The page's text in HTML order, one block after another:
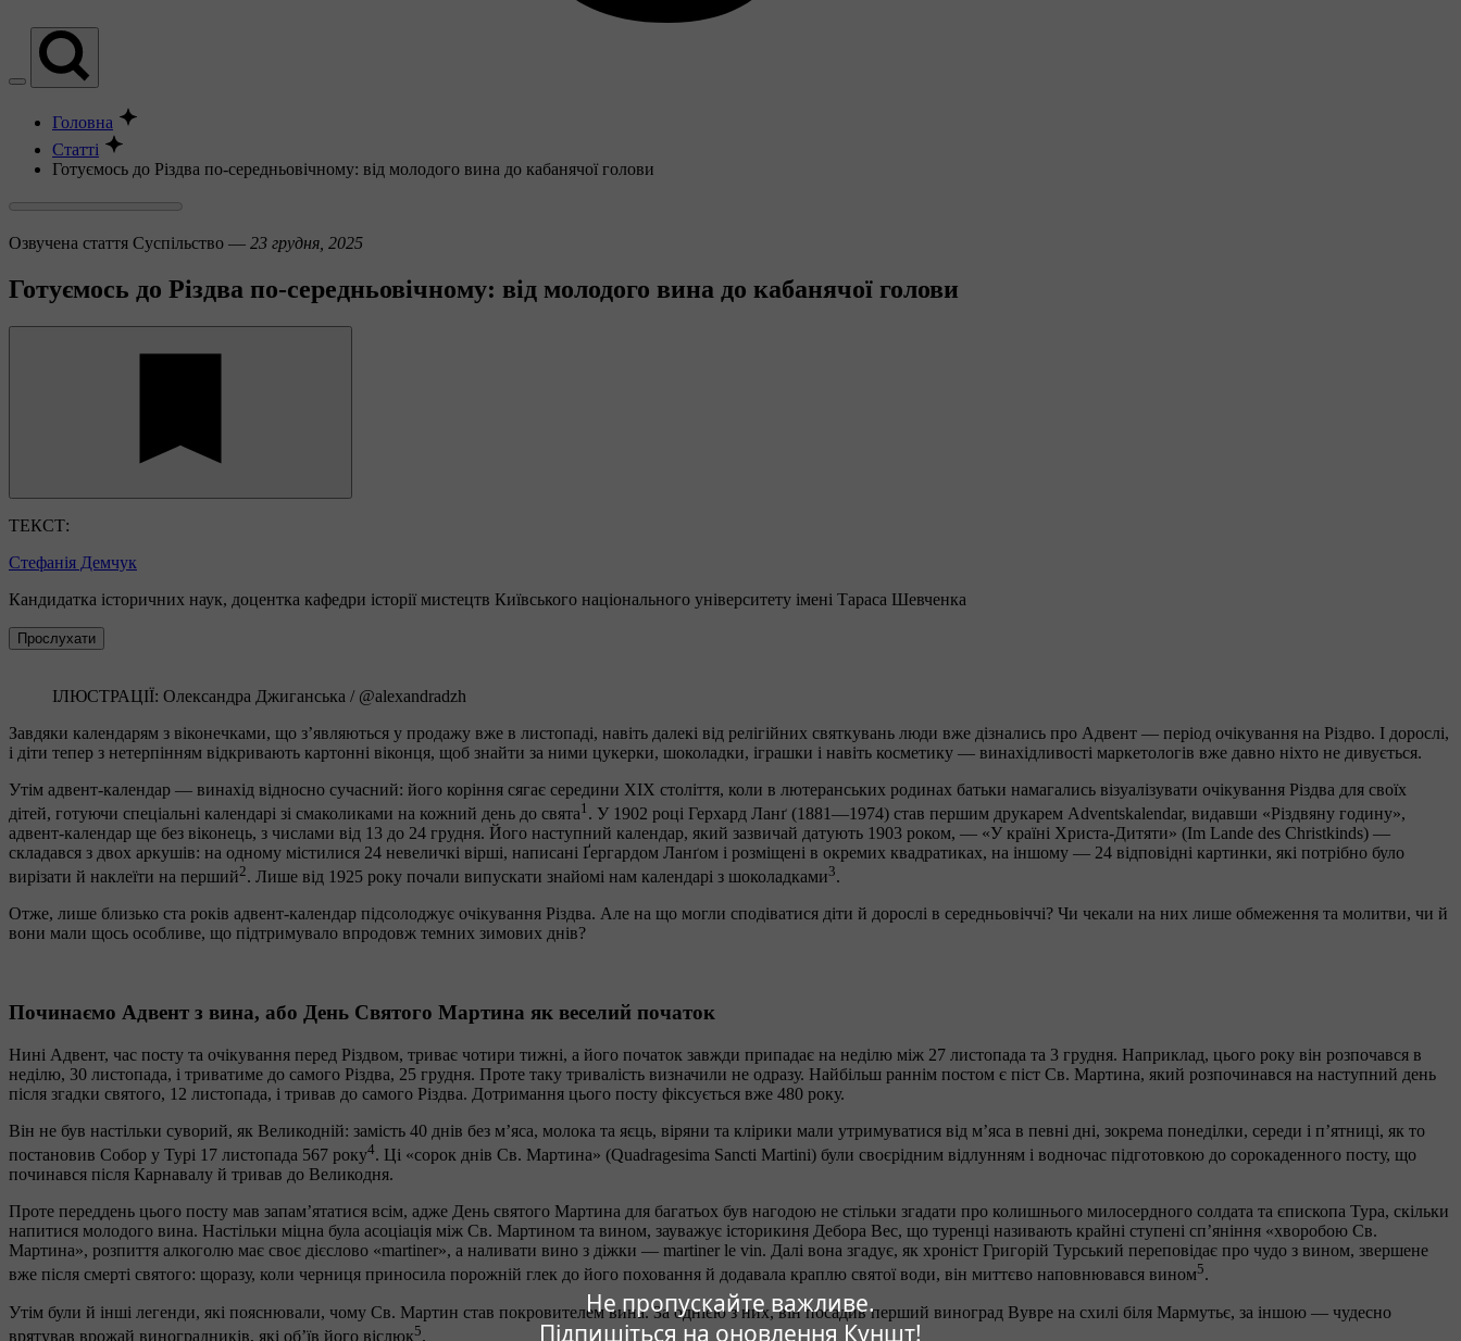
Не пропускайте важливе.
Підпишіться на оновлення Куншт!
Головна
Статті
Готуємось до Різдва по-середньовічному: від молодого вина до кабанячої голови
Озвучена стаття Суспільство — 23 грудня, 2025
Готуємось до Різдва по-середньовічному: від молодого вина до кабанячої голови
ТЕКСТ:
Стефанія Демчук
Кандидатка історичних наук, доцентка кафедри історії мистецтв Київського національного університету імені Тараса Шевченка
Прослухати
ІЛЮСТРАЦІЇ: Олександра Джиганська / @alexandradzh
Завдяки календарям з віконечками, що з’являються у продажу вже в листопаді, навіть далекі від релігійних святкувань люди вже дізнались про Адвент — період очікування на Різдво. І дорослі,
і діти тепер з нетерпінням відкривають картонні віконця, щоб знайти за ними цукерки, шоколадки, іграшки і навіть косметику — винахідливості маркетологів вже давно ніхто не дивується.
Утім адвент-календар — винахід відносно сучасний: його коріння сягає середини XIX століття, коли в лютеранських родинах батьки намагались візуалізувати очікування Різдва для своїх
дітей, готуючи спеціальні календарі зі смаколиками на кожний день до свята1 . У 1902 році Герхард Ланґ (1881—1974) став першим друкарем Adventskalendar, видавши «Різдвяну годину»,
адвент-календар ще без віконець, з числами від 13 до 24 грудня. Його наступний календар, який зазвичай датують 1903 роком, — «У країні Христа-Дитяти» (Im Lande des Christkinds) —
складався з двох аркушів: на одному містилися 24 невеличкі вірші, написані Ґергардом Ланґом і розміщені в окремих квадратиках, на іншому — 24 відповідні картинки, які потрібно було
вирізати й наклеїти на перший2. Лише від 1925 року почали випускати знайомі нам календарі з шоколадками3.
Отже, лише близько ста років адвент-календар підсолоджує очікування Різдва. Але на що могли сподіватися діти й дорослі в середньовіччі? Чи чекали на них лише обмеження та молитви, чи й
вони мали щось особливе, що підтримувало впродовж темних зимових днів?
Починаємо Адвент з вина, або День Святого Мартина як веселий початок
Нині Адвент, час посту та очікування перед Різдвом, триває чотири тижні, а його початок завжди припадає на неділю між 27 листопада та 3 грудня. Наприклад, цього року він розпочався в
неділю, 30 листопада, і триватиме до самого Різдва, 25 грудня. Проте таку тривалість визначили не одразу. Найбільш раннім постом є піст Св. Мартина, який розпочинався на наступний день
після згадки святого, 12 листопада, і тривав до самого Різдва. Дотримання цього посту фіксується вже 480 року.
Він не був настільки суворий, як Великодній: замість 40 днів без м’яса, молока та яєць, віряни та клірики мали утримуватися від м’яса в певні дні, зокрема понеділки, середи і п’ятниці, як то
постановив Собор у Турі 17 листопада 567 року4. Ці «сорок днів Св. Мартина» (Quadragesima Sancti Martini) були своєрідним відлунням і водночас підготовкою до сорокаденного посту, що
починався після Карнавалу й тривав до Великодня.
Проте переддень цього посту мав запам’ятатися всім, адже День святого Мартина для багатьох був нагодою не стільки згадати про колишнього милосердного солдата та єпископа Тура, скільки
напитися молодого вина. Настільки міцна була асоціація між Св. Мартином та вином, зауважує історикиня Дебора Вес, що туренці називають крайні ступені сп’яніння «хворобою Св.
Мартина», розпиття алкоголю має своє дієслово «martiner», а наливати вино з діжки — martiner le vin. Далі вона згадує, як хроніст Григорій Турський переповідає про чудо з вином, звершене
вже після смерті святого: щоразу, коли черниця приносила порожній глек до його поховання й додавала краплю святої води, він миттєво наповнювався вином5.
Утім були й інші легенди, які пояснювали, чому Св. Мартин став покровителем вина. За однією з них, він посадив перший виноград Вувре на схилі біля Мармутьє, за іншою — чудесно
врятував врожай виноградників, які об’їв його віслюк5.